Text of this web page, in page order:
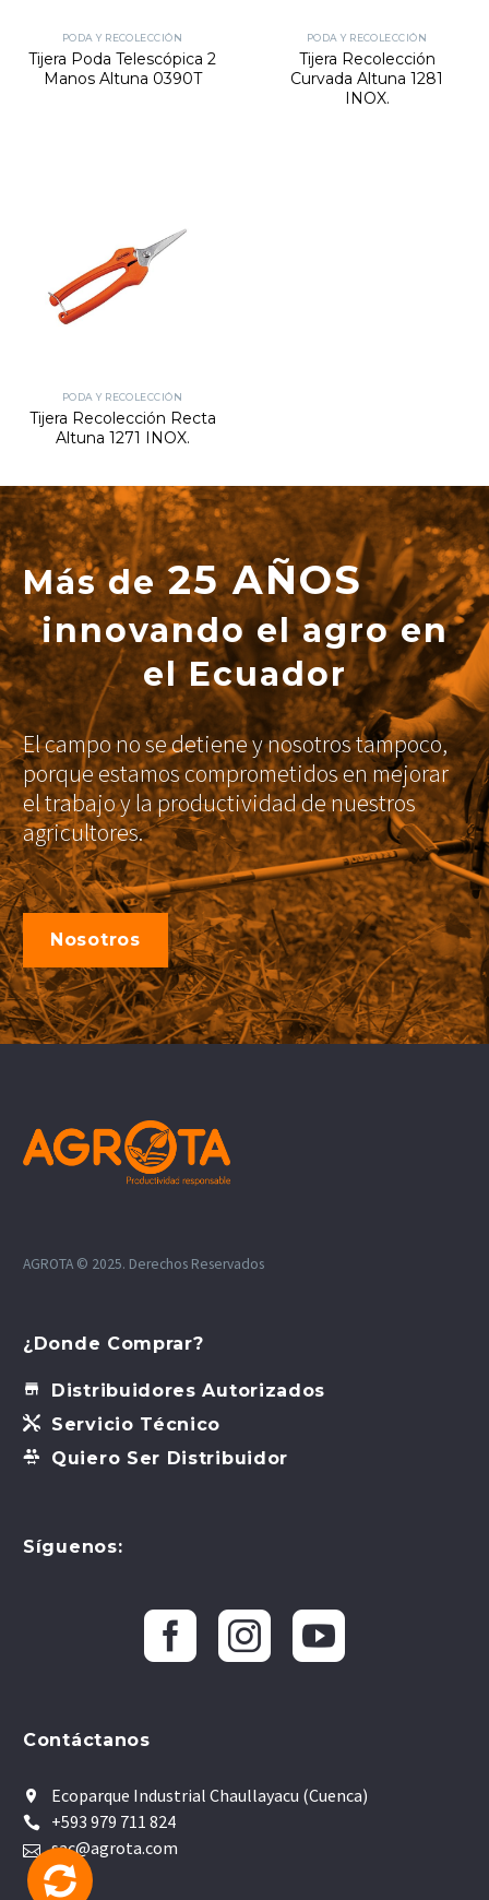
PODA Y RECOLECCIÓN
Tijera Poda Telescópica 2
Manos Altuna 0390T
PODA Y RECOLECCIÓN
Tijera Recolección
Curvada Altuna 1281
INOX.
PODA Y RECOLECCIÓN
Tijera Recolección Recta
Altuna 1271 INOX.
Más de 25 AÑOS
innovando el agro en
el Ecuador
El campo no se detiene y nosotros tampoco,
porque estamos comprometidos en mejorar
el trabajo y la productividad de nuestros
agricultores.
Nosotros
AGROTA © 2025. Derechos Reservados
¿Donde Comprar?

 Distribuidores Autorizados

 Servicio Técnico

 Quiero Ser Distribuidor
Síguenos:
Contáctanos

 Ecoparque Industrial Chaullayacu (Cuenca)

 +593 979 711 824

 sac@agrota.com